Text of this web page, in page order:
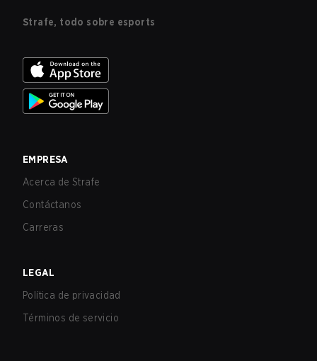
Strafe, todo sobre esports
EMPRESA
Acerca de Strafe
Contáctanos
Carreras
LEGAL
Política de privacidad
Términos de servicio